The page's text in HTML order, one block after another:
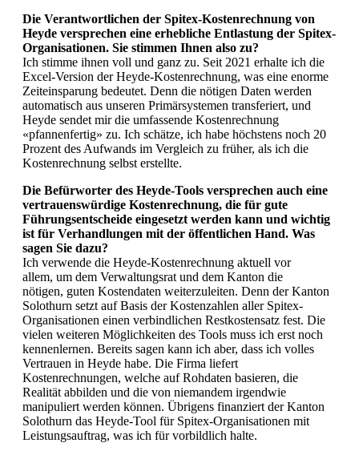
Die Verantwortlichen der Spitex-Kostenrechnung von
Heyde versprechen eine erhebliche Entlastung der Spitex-
Organisationen. Sie stimmen Ihnen also zu?
Ich stimme ihnen voll und ganz zu. Seit 2021 erhalte ich die
Excel-Version der Heyde-Kostenrechnung, was eine enorme
Zeiteinsparung bedeutet. Denn die nötigen Daten werden
automatisch aus unseren Primärsystemen transferiert, und
Heyde sendet mir die umfassende Kostenrechnung
«pfannenfertig» zu. Ich schätze, ich habe höchstens noch 20
Prozent des Aufwands im Vergleich zu früher, als ich die
Kostenrechnung selbst erstellte.
Die Befürworter des Heyde-Tools versprechen auch eine
vertrauenswürdige Kostenrechnung, die für gute
Führungsentscheide eingesetzt werden kann und wichtig
ist für Verhandlungen mit der öffentlichen Hand. Was
sagen Sie dazu?
Ich verwende die Heyde-Kostenrechnung aktuell vor
allem, um dem Verwaltungsrat und dem Kanton die
nötigen, guten Kostendaten weiterzuleiten. Denn der Kanton
Solothurn setzt auf Basis der Kostenzahlen aller Spitex-
Organisationen einen verbindlichen Restkostensatz fest. Die
vielen weiteren Möglichkeiten des Tools muss ich erst noch
kennenlernen. Bereits sagen kann ich aber, dass ich volles
Vertrauen in Heyde habe. Die Firma liefert
Kostenrechnungen, welche auf Rohdaten basieren, die
Realität abbilden und die von niemandem irgendwie
manipuliert werden können. Übrigens finanziert der Kanton
Solothurn das Heyde-Tool für Spitex-Organisationen mit
Leistungsauftrag, was ich für vorbildlich halte.